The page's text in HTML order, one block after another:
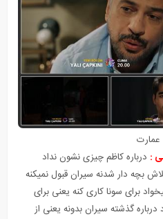
درباره کاظم چیزی نشون نداد
بچه دار شدنه سیران قبول نمیکنه
برای سونا کاری کنه یعنی برای
گذشته سیران بدونه یعنی از